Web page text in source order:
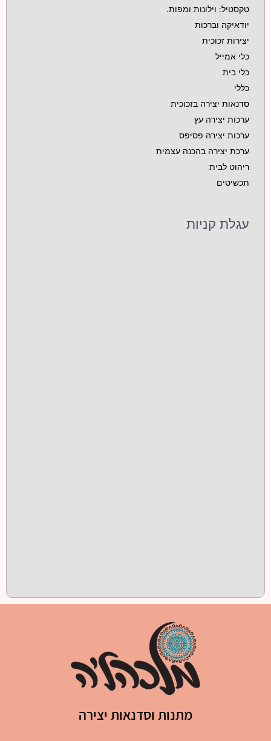
טקסטיל: וילונות ומפות.
יודאיקה וברכות
יצירות זכוכית
כלי אמייל
כלי בית
כללי
סדנאות יצירה בזכוכית
ערכות יצירה עץ
ערכות יצירה פסיפס
ערכת יצירה בהכנה עצמית
ריהוט לבית
תכשיטים
עגלת קניות
מתנות וסדנאות יצירה